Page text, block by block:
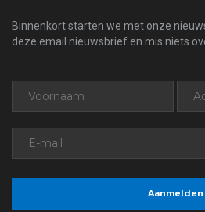
Binnenkort starten we met onze
deze email nieuwsbrief en mis niets